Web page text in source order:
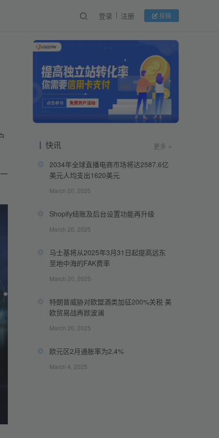
登录 注册 投稿
快讯 更多 »
2034年全球直播电商市场将达2587.6亿
美元人均支出1620美元
March 20, 2025
Shopify结账及后台设置功能再升级
March 20, 2025
马士基将从2025年3月31日起提高远东
至地中海的FAK费率
March 20, 2025
特朗普威胁对欧盟酒类加征200%关税 美
欧贸易战再掀波澜
March 20, 2025
欧元区2月通胀率为2.4%
March 4, 2025